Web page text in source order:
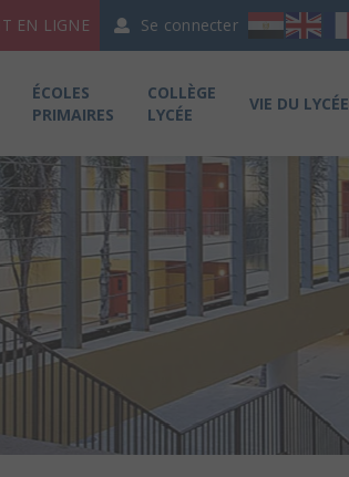
EN LIGNE Se connecter
ÉCOLES
PRIMAIRES
COLLÈGE
LYCÉE
VIE DU LYCÉE